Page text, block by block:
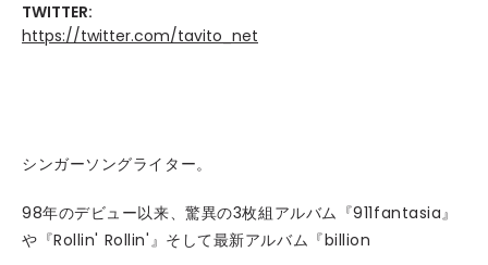
TWITTER:
https://twitter.com/tavito_net
シンガーソングライター。
98年のデビュー以来、驚異の3枚組アルバム『911fantasia』
や『Rollin' Rollin'』そして最新アルバム『billion